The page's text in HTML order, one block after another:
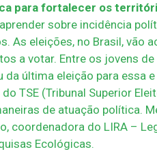
para fortalecer os
sobre incidência
As eleições, no Brasil, vão
a votar. Entre os jovens
da última eleição para essa
TSE (Tribunal Superior
de atuação política.
coordenadora do LIRA –
Ecológicas.